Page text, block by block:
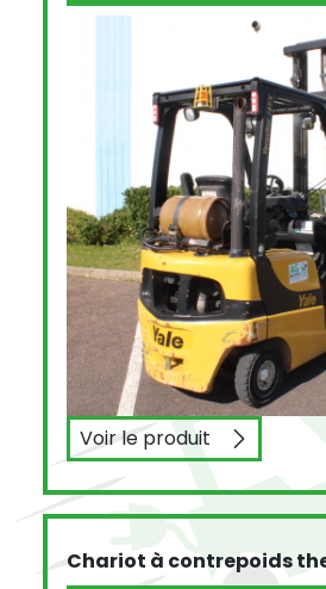
Voir le produitYALE GLP16VX
Chariot à contrepoids